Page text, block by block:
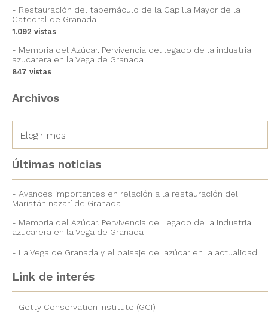
Restauración del tabernáculo de la Capilla Mayor de la
Catedral de Granada
1.092 vistas
Memoria del Azúcar. Pervivencia del legado de la industria
azucarera en la Vega de Granada
847 vistas
Archivos
Últimas noticias
Avances importantes en relación a la restauración del
Maristán nazarí de Granada
Memoria del Azúcar. Pervivencia del legado de la industria
azucarera en la Vega de Granada
La Vega de Granada y el paisaje del azúcar en la actualidad
Link de interés
Getty Conservation Institute (GCI)